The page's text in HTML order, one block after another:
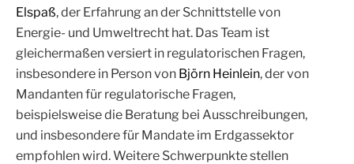
Elspaß, der Erfahrung an der Schnittstelle von
Energie- und Umweltrecht hat. Das Team ist
gleichermaßen versiert in regulatorischen Fragen,
insbesondere in Person von Björn Heinlein, der von
Mandanten für regulatorische Fragen,
beispielsweise die Beratung bei Ausschreibungen,
und insbesondere für Mandate im Erdgassektor
empfohlen wird. Weitere Schwerpunkte stellen